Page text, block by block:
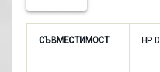
СЪВМЕСТИМОСТ HP